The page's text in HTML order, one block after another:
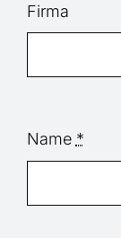
Firma
Name *